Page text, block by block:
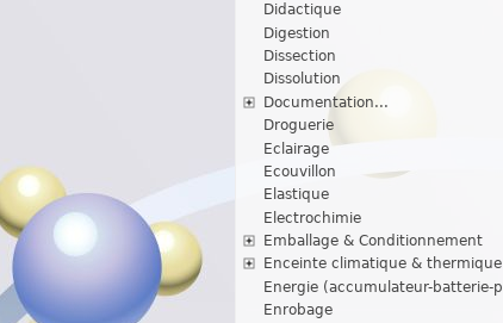
Didactique
Digestion
Dissection
Dissolution
Documentation...
Droguerie
Eclairage
Ecouvillon
Elastique
Electrochimie
Emballage & Conditionnement
Enceinte climatique & thermique
Energie (accumulateur-batterie-p
Enrobage